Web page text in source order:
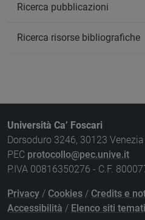
Ricerca pubblicazioni
Ricerca risorse bibliografiche
Università Ca’ Foscari
Dorsoduro 3246, 30123 Venezia
PEC protocollo@pec.unive.it
P.IVA 00816350276 - C.F.
Privacy / Cookies / Credits e
Accessibilità / Elenco siti